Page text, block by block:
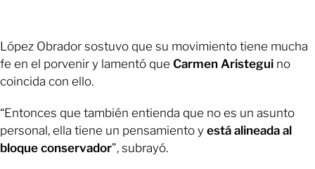
López Obrador sostuvo que su movimiento tiene mucha
fe en el porvenir y lamentó que Carmen Aristegui no
coincida con ello.
“Entonces que también entienda que no es un asunto
personal, ella tiene un pensamiento y está alineada al
bloque conservador”, subrayó.